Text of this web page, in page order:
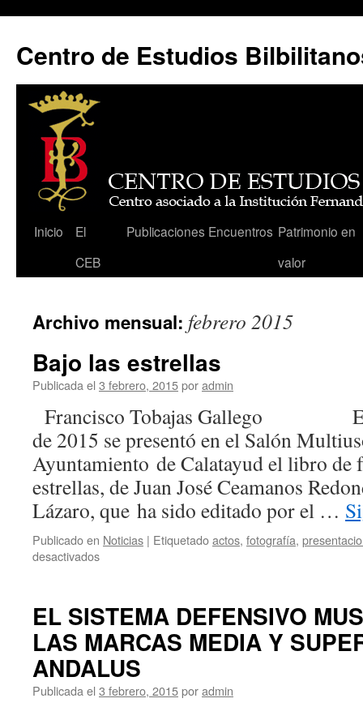
Centro de Estudios
Saltar
Inicio
El
CEB
Publicaciones Encuentros Patrimonio en
valor
Archivo mensual: febrero 2015
Bajo las estrellas
Publicada el 3 febrero, 2015poradmin
Francisco Tobajas Gallego El
de 2015 se presentó en el Salón
Ayuntamiento de Calatayud el libro de
estrellas, de Juan José Ceamanos
Lázaro, que ha sido editado por el …
Publicado en Noticias | Etiquetadoactos, fotografía,
desactivadosen
EL SISTEMA DEFENSIVO
LAS MARCAS MEDIA Y
ANDALUS
Publicada el 3 febrero, 2015poradmin